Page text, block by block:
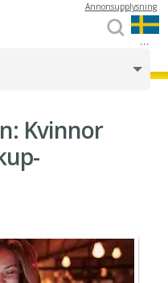
...
Annonsupplysning
Kvinnor